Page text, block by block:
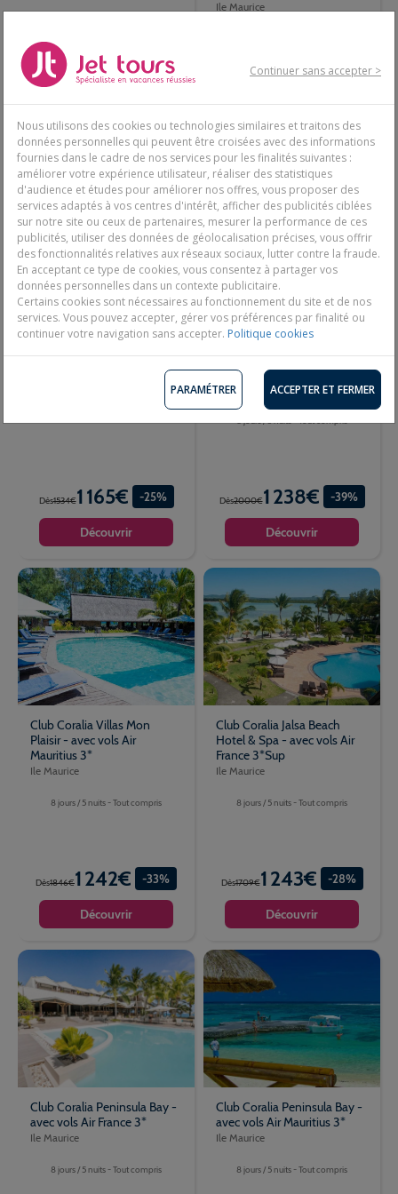
1715€ 1 140€
Découvrir
Ile Maurice
1510€
Découvrir
Jet tours Signature Maritim
Resort & Spa Mauritius 5*
Dès1534€1 165€ -25%
Découvrir
Club Coralia Villas Mon
Plaisir - avec vols Air France
3*
Ile Maurice
8 jours / 5 nuits - Tout compris
Dès2000€1 238€ -39%
Découvrir
Club Coralia Villas Mon
Plaisir - avec vols Air
Mauritius 3*
Ile Maurice
8 jours / 5 nuits - Tout compris
Dès1846€1 242€ -33%
Découvrir
Club Coralia Jalsa Beach
Hotel & Spa - avec vols Air
France 3*Sup
Ile Maurice
8 jours / 5 nuits - Tout compris
Dès1709€1 243€ -28%
Découvrir
Club Coralia Peninsula Bay -
avec vols Air France 3*
Ile Maurice
8 jours / 5 nuits - Tout compris
Club Coralia Peninsula Bay -
avec vols Air Mauritius 3*
Ile Maurice
8 jours / 5 nuits - Tout compris
Continuer sans accepter >
Nous utilisons des cookies ou technologies similaires et traitons des
données personnelles qui peuvent être croisées avec des informations
fournies dans le cadre de nos services pour les finalités suivantes :
améliorer votre expérience utilisateur, réaliser des statistiques
d'audience et études pour améliorer nos offres, vous proposer des
services adaptés à vos centres d'intérêt, afficher des publicités ciblées
sur notre site ou ceux de partenaires, mesurer la performance de ces
publicités, utiliser des données de géolocalisation précises, vous offrir
des fonctionnalités relatives aux réseaux sociaux, lutter contre la fraude.
En acceptant ce type de cookies, vous consentez à partager vos
données personnelles dans un contexte publicitaire.
Certains cookies sont nécessaires au fonctionnement du site et de nos
services. Vous pouvez accepter, gérer vos préférences par finalité ou
continuer votre navigation sans accepter. Politique cookies
PARAMÉTRER ACCEPTER ET FERMER